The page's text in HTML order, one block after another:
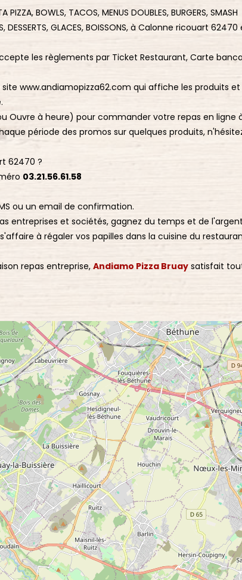
PIZZA, BOWLS, TACOS, MENUS DOUBLES, BURGERS, SMASH
DESSERTS, GLACES, BOISSONS, à Calonne ricouart
les règlements par Ticket Restaurant, Carte
www.andiamopizza62.com qui affiche les produits et
Ouvre à heure) pour commander votre repas en ligne
période des promos sur quelques produits,
62470 ?
03.21.56.61.58
ou un email de confirmation.
entreprises et sociétés, gagnez du temps et de
à régaler vos papilles dans la cuisine du
repas entreprise, Andiamo Pizza Bruay satisfait